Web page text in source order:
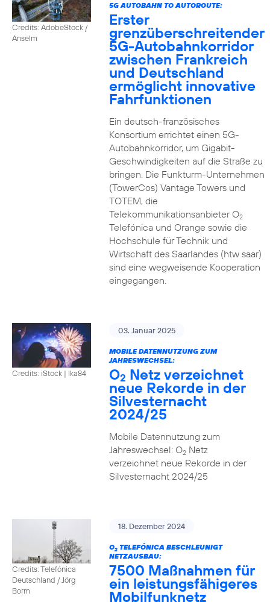
Credits: AdobeStock /
Anselm
5G AUTOBAHN TO AUTOROUTE:
Erster
grenzüberschreitender
5G-Autobahnkorridor
zwischen Frankreich
und Deutschland
ermöglicht innovative
Fahrfunktionen
Ein deutsch-französisches
Konsortium errichtet einen 5G-
Autobahnkorridor, um Gigabit-
Geschwindigkeiten auf die Straße zu
bringen. Die Funkturm-Unternehmen
(TowerCos) Vantage Towers und
TOTEM, die
Telekommunikationsanbieter O2
Telefónica und Orange sowie die
Hochschule für Technik und
Wirtschaft des Saarlandes (htw saar)
sind eine wegweisende Kooperation
eingegangen.
Credits: iStock | Ika84
03. Januar 2025
MOBILE DATENNUTZUNG ZUM
JAHRESWECHSEL:
O2 Netz verzeichnet
neue Rekorde in der
Silvesternacht
2024/25
Mobile Datennutzung zum
Jahreswechsel: O2Netz
verzeichnet neue Rekorde in der
Silvesternacht 2024/25
Credits: Telefónica
Deutschland / Jörg
Borm
18. Dezember 2024
O2TELEFÓNICA BESCHLEUNIGT
NETZAUSBAU:
7500 Maßnahmen für
ein leistungsfähigeres
Mobilfunknetz